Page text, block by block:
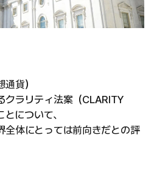
貨）
クラリティ法案（CLARITY
について、
全体にとっては前向きだとの評